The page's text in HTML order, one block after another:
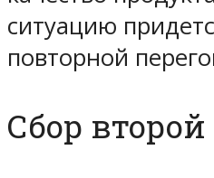
ситуацию
повторной
Сбор